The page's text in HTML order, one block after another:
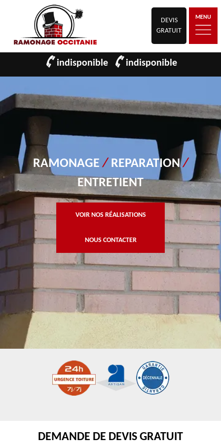
DEVIS
GRATUIT
MENU
indisponible indisponible
RAMONAGE/ REPARATION/
ENTRETIENT
VOIR NOS RÉALISATIONS
NOUS CONTACTER
DEMANDE DE DEVIS GRATUIT